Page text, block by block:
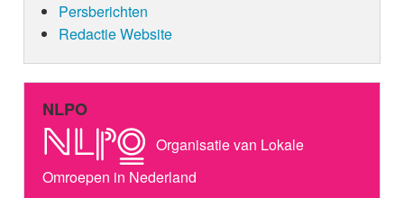
Persberichten
Redactie Website
NLPO
Organisatie van Lokale
Omroepen in Nederland